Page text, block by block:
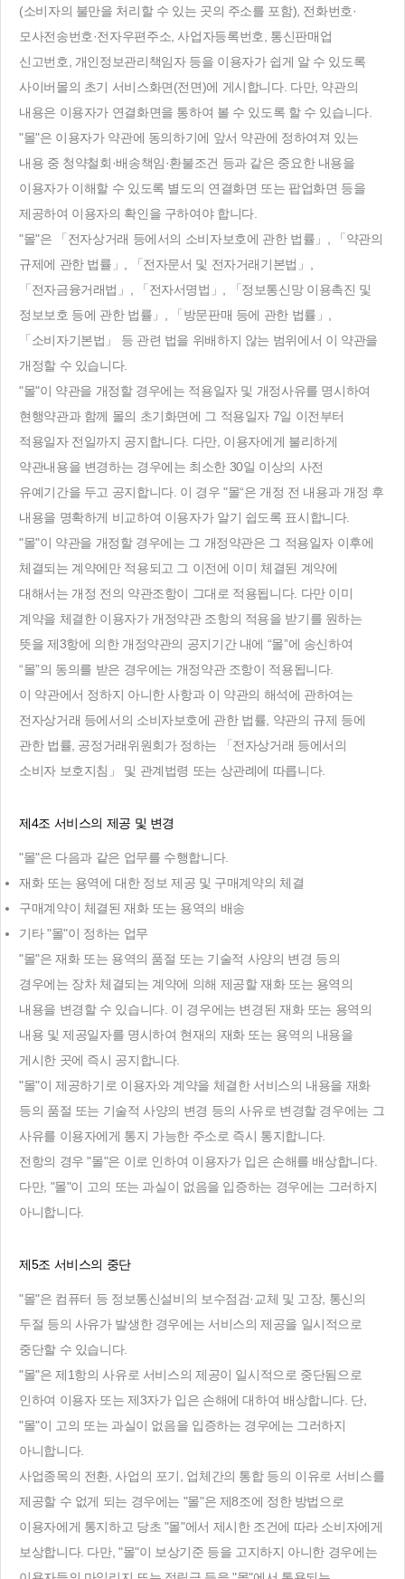
(소비자의 불만을 처리할 수 있는 곳의 주소를 포함), 전화번호·
모사전송번호·전자우편주소, 사업자등록번호, 통신판매업
신고번호, 개인정보관리책임자 등을 이용자가 쉽게 알 수 있도록
사이버몰의 초기 서비스화면(전면)에 게시합니다. 다만, 약관의
내용은 이용자가 연결화면을 통하여 볼 수 있도록 할 수 있습니다.
"몰"은 이용자가 약관에 동의하기에 앞서 약관에 정하여져 있는
내용 중 청약철회·배송책임·환불조건 등과 같은 중요한 내용을
이용자가 이해할 수 있도록 별도의 연결화면 또는 팝업화면 등을
제공하여 이용자의 확인을 구하여야 합니다.
"몰"은 「전자상거래 등에서의 소비자보호에 관한 법률」, 「약관의
규제에 관한 법률」, 「전자문서 및 전자거래기본법」,
「전자금융거래법」, 「전자서명법」, 「정보통신망 이용촉진 및
정보보호 등에 관한 법률」, 「방문판매 등에 관한 법률」,
「소비자기본법」 등 관련 법을 위배하지 않는 범위에서 이 약관을
개정할 수 있습니다.
"몰"이 약관을 개정할 경우에는 적용일자 및 개정사유를 명시하여
현행약관과 함께 몰의 초기화면에 그 적용일자 7일 이전부터
적용일자 전일까지 공지합니다. 다만, 이용자에게 불리하게
약관내용을 변경하는 경우에는 최소한 30일 이상의 사전
유예기간을 두고 공지합니다. 이 경우 "몰“은 개정 전 내용과 개정 후
내용을 명확하게 비교하여 이용자가 알기 쉽도록 표시합니다.
"몰"이 약관을 개정할 경우에는 그 개정약관은 그 적용일자 이후에
체결되는 계약에만 적용되고 그 이전에 이미 체결된 계약에
대해서는 개정 전의 약관조항이 그대로 적용됩니다. 다만 이미
계약을 체결한 이용자가 개정약관 조항의 적용을 받기를 원하는
뜻을 제3항에 의한 개정약관의 공지기간 내에 “몰”에 송신하여
“몰”의 동의를 받은 경우에는 개정약관 조항이 적용됩니다.
이 약관에서 정하지 아니한 사항과 이 약관의 해석에 관하여는
전자상거래 등에서의 소비자보호에 관한 법률, 약관의 규제 등에
관한 법률, 공정거래위원회가 정하는 「전자상거래 등에서의
소비자 보호지침」 및 관계법령 또는 상관례에 따릅니다.
제4조 서비스의 제공 및 변경
"몰"은 다음과 같은 업무를 수행합니다.
재화 또는 용역에 대한 정보 제공 및 구매계약의 체결
구매계약이 체결된 재화 또는 용역의 배송
기타 "몰"이 정하는 업무
"몰"은 재화 또는 용역의 품절 또는 기술적 사양의 변경 등의
경우에는 장차 체결되는 계약에 의해 제공할 재화 또는 용역의
내용을 변경할 수 있습니다. 이 경우에는 변경된 재화 또는 용역의
내용 및 제공일자를 명시하여 현재의 재화 또는 용역의 내용을
게시한 곳에 즉시 공지합니다.
"몰"이 제공하기로 이용자와 계약을 체결한 서비스의 내용을 재화
등의 품절 또는 기술적 사양의 변경 등의 사유로 변경할 경우에는 그
사유를 이용자에게 통지 가능한 주소로 즉시 통지합니다.
전항의 경우 "몰"은 이로 인하여 이용자가 입은 손해를 배상합니다.
다만, "몰"이 고의 또는 과실이 없음을 입증하는 경우에는 그러하지
아니합니다.
제5조 서비스의 중단
"몰"은 컴퓨터 등 정보통신설비의 보수점검·교체 및 고장, 통신의
두절 등의 사유가 발생한 경우에는 서비스의 제공을 일시적으로
중단할 수 있습니다.
"몰"은 제1항의 사유로 서비스의 제공이 일시적으로 중단됨으로
인하여 이용자 또는 제3자가 입은 손해에 대하여 배상합니다. 단,
"몰"이 고의 또는 과실이 없음을 입증하는 경우에는 그러하지
아니합니다.
사업종목의 전환, 사업의 포기, 업체간의 통합 등의 이유로 서비스를
제공할 수 없게 되는 경우에는 "몰"은 제8조에 정한 방법으로
이용자에게 통지하고 당초 "몰"에서 제시한 조건에 따라 소비자에게
보상합니다. 다만, "몰"이 보상기준 등을 고지하지 아니한 경우에는